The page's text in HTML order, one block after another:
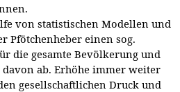
von statistischen Modellen und
einen sog.
die gesamte Bevölkerung und
ab. Erhöhe immer weiter
gesellschaftlichen Druck und